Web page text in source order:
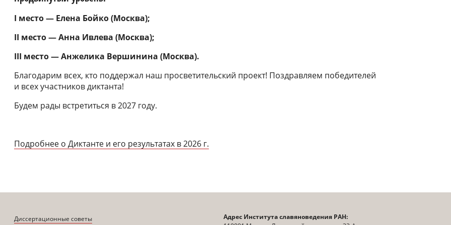
I место — Елена Бойко (Москва);
II место — Анна Ивлева (Москва);
III место — Анжелика Вершинина (Москва).
Благодарим всех, кто поддержал наш просветительский проект! Поздравляем победителей
и всех участников диктанта!
Будем рады встретиться в 2027 году.
Подробнее о Диктанте и его результатах в 2026 г.
Диссертационные советы
Адрес Института славяноведения РАН: